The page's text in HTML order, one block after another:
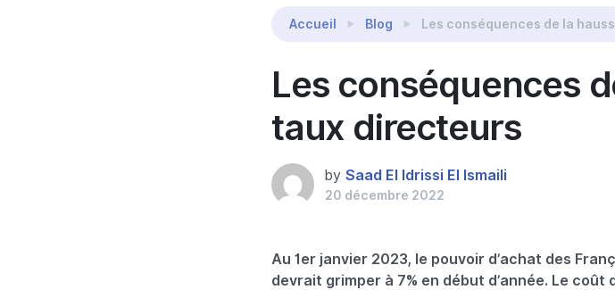
Accueil Blog Les conséquences de la
Les conséquences
taux directeurs
by Saad El Idrissi El Ismaili
20 décembre 2022
Au 1er janvier 2023, le pouvoir d’achat des
devrait grimper à 7% en début d’année. Le